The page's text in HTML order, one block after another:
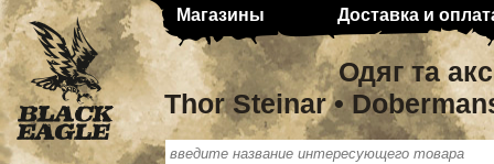
Магазины Доставка и
Одяг та
Thor Steinar •